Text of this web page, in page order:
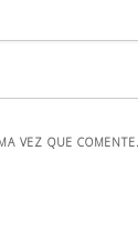
VEZ QUE COMENTE.